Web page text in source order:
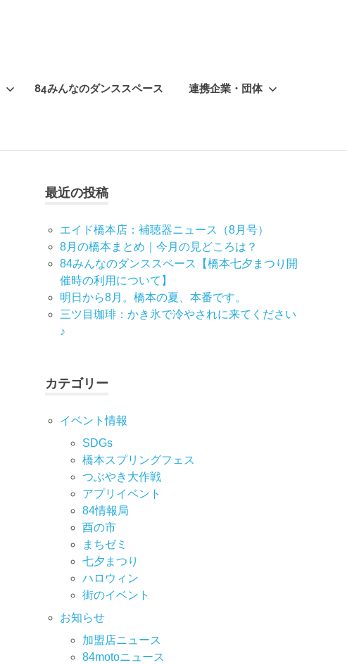
84みんなのダンススペース 連携企業・団体
最近の投稿
エイド橋本店：補聴器ニュース（8月号）
8月の橋本まとめ｜今月の見どころは？
84みんなのダンススペース【橋本七夕まつり開
催時の利用について】
明日から8月。橋本の夏、本番です。
三ツ目珈琲：かき氷で冷やされに来てください
♪
カテゴリー
イベント情報
SDGs
橋本スプリングフェス
つぶやき大作戦
アプリイベント
84情報局
酉の市
まちゼミ
七⼣まつり
ハロウィン
街のイベント
お知らせ
加盟店ニュース
84motoニュース